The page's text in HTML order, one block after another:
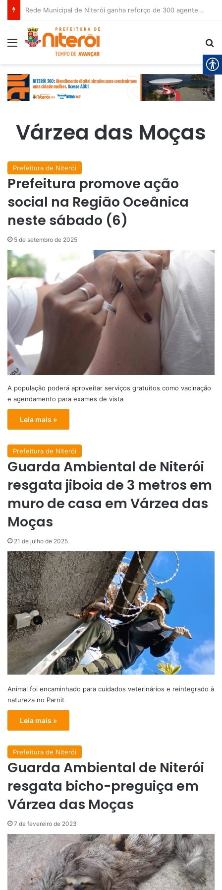
Rede Municipal de Niterói ganha reforço de 300 agentes de apoio escolar
Menu
Várzea das Moças
Prefeitura de Niterói
Prefeitura promove ação
social na Região Oceânica
neste sábado (6)
5 de setembro de 2025
A população poderá aproveitar serviços gratuitos como vacinação
e agendamento para exames de vista
Leia mais »
Prefeitura de Niterói
Guarda Ambiental de Niterói
resgata jiboia de 3 metros em
muro de casa em Várzea das
Moças
21 de julho de 2025
Animal foi encaminhado para cuidados veterinários e reintegrado à
natureza no Parnit
Leia mais »
Prefeitura de Niterói
Guarda Ambiental de Niterói
resgata bicho-preguiça em
Várzea das Moças
7 de fevereiro de 2023